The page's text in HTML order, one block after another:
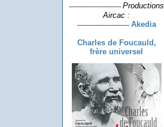
----------------------------- Productions
Aircac :
----------------------------- Akedia
Charles de Foucauld,
frère universel